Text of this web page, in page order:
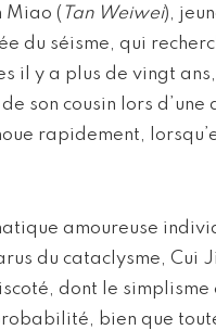
Miao ( Tan Weiwei),
du séisme, qui
il y a plus de vingt ans,
son cousin lors
rapidement,
amoureuse
du cataclysme, Cui
dont le simplisme
bien que